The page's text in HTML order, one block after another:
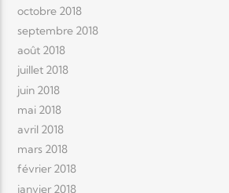
octobre 2018
septembre 2018
août 2018
juillet 2018
juin 2018
mai 2018
avril 2018
mars 2018
février 2018
janvier 2018